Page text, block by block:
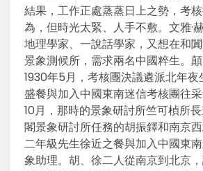
結果，工作正處蒸蒸日上之勢，考
為，但時光太緊、人手不敷。文雅·
地理學家、一說話學家，又想在和
景象測候所，需求兩名中國粹生。
1930年5月，考核團決議遴派北年
盛餐與加入中國東南迷信考核團往
10月，那時的景象研討所竺可楨所
閣景象研討所任務的胡振鐸和南京
二年級先生徐近之餐與加入中國東
象助理。胡、徐二人從南京到北京